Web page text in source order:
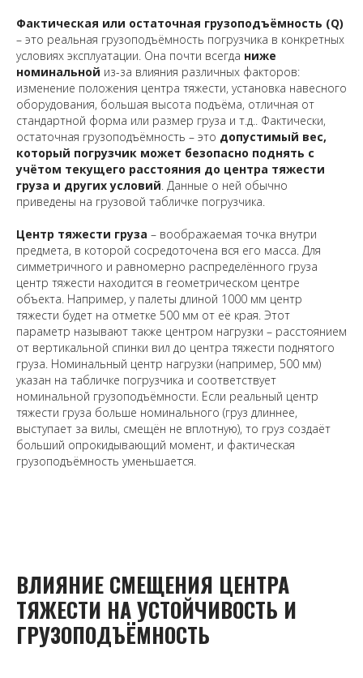
Фактическая или остаточная грузоподъёмность (Q)
– это реальная грузоподъёмность погрузчика в конкретных
условиях эксплуатации. Она почти всегда ниже
номинальной из-за влияния различных факторов:
изменение положения центра тяжести, установка навесного
оборудования, большая высота подъёма, отличная от
стандартной форма или размер груза и т.д.. Фактически,
остаточная грузоподъёмность – это допустимый вес,
который погрузчик может безопасно поднять с
учётом текущего расстояния до центра тяжести
груза и других условий. Данные о ней обычно
приведены на грузовой табличке погрузчика.
Центр тяжести груза – воображаемая точка внутри
предмета, в которой сосредоточена вся его масса. Для
симметричного и равномерно распределённого груза
центр тяжести находится в геометрическом центре
объекта. Например, у палеты длиной 1000 мм центр
тяжести будет на отметке 500 мм от её края. Этот
параметр называют также центром нагрузки – расстоянием
от вертикальной спинки вил до центра тяжести поднятого
груза. Номинальный центр нагрузки (например, 500 мм)
указан на табличке погрузчика и соответствует
номинальной грузоподъёмности. Если реальный центр
тяжести груза больше номинального (груз длиннее,
выступает за вилы, смещён не вплотную), то груз создаёт
больший опрокидывающий момент, и фактическая
грузоподъёмность уменьшается.
ВЛИЯНИЕ СМЕЩЕНИЯ ЦЕНТРА
ТЯЖЕСТИ НА УСТОЙЧИВОСТЬ И
ГРУЗОПОДЪЁМНОСТЬ